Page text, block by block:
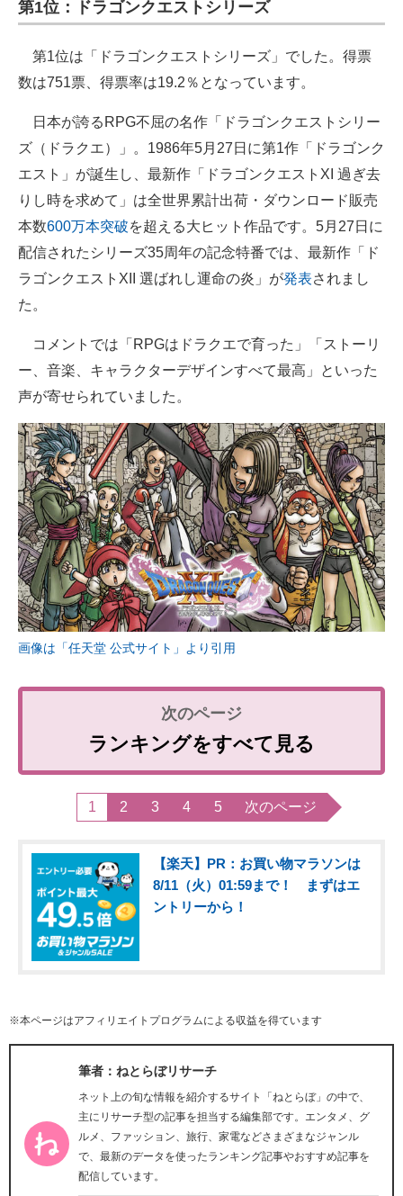
第1位：ドラゴンクエストシリーズ
第1位は「ドラゴンクエストシリーズ」でした。得票
数は751票、得票率は19.2％となっています。
日本が誇るRPG不屈の名作「ドラゴンクエストシリー
ズ（ドラクエ）」。1986年5月27日に第1作「ドラゴンク
エスト」が誕生し、最新作「ドラゴンクエストXI 過ぎ去
りし時を求めて」は全世界累計出荷・ダウンロード販売
本数600万本突破を超える大ヒット作品です。5月27日に
配信されたシリーズ35周年の記念特番では、最新作「ド
ラゴンクエストXII 選ばれし運命の炎」が発表されまし
た。
コメントでは「RPGはドラクエで育った」「ストーリ
ー、音楽、キャラクターデザインすべて最高」といった
声が寄せられていました。
画像は「任天堂 公式サイト」より引用
ランキングをすべて見る
1 2 3 4 5 次のページ
【楽天】PR：お買い物マラソンは
8/11（火）01:59まで！ まずはエ
ントリーから！
※本ページはアフィリエイトプログラムによる収益を得ています
筆者：ねとらぼリサーチ
ネット上の旬な情報を紹介するサイト「ねとらぼ」の中で、
主にリサーチ型の記事を担当する編集部です。エンタメ、グ
ルメ、ファッション、旅行、家電などさまざまなジャンル
で、最新のデータを使ったランキング記事やおすすめ記事を
配信しています。